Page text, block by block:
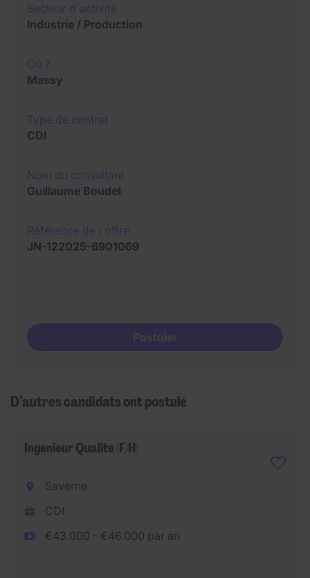
Industrie / Production
Massy
CDI
Guillaume Boudet
JN-122025-6901069
Postuler
D’autres candidats ont postulé
Ingénieur Qualité (F/H)
Saverne
CDI
€43.000 - €46.000 par an